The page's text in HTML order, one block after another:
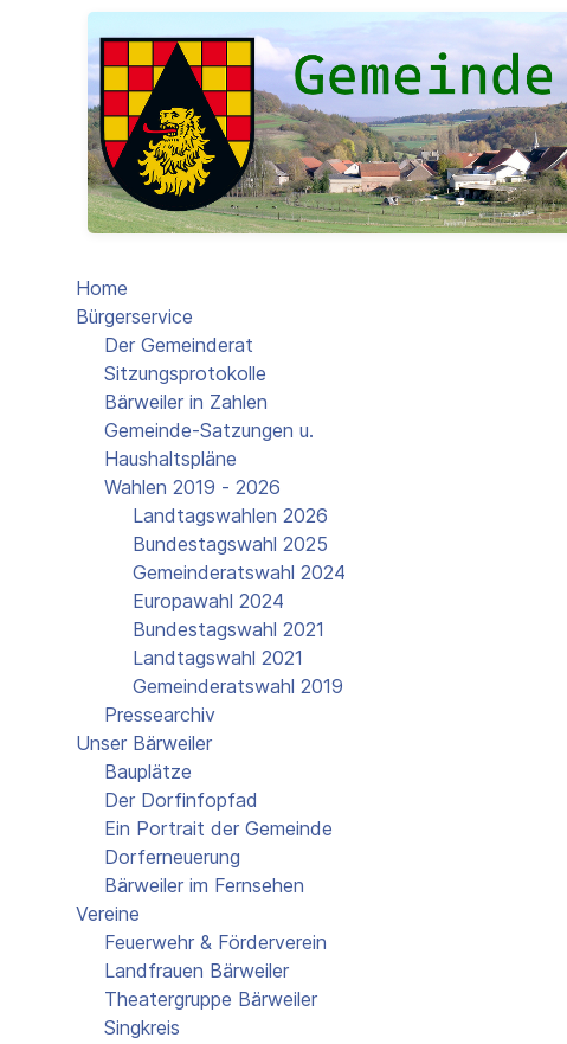
Home
Bürgerservice
Der Gemeinderat
Sitzungsprotokolle
Bärweiler in Zahlen
Gemeinde-Satzungen u.
Haushaltspläne
Wahlen 2019 - 2026
Landtagswahlen 2026
Bundestagswahl 2025
Gemeinderatswahl 2024
Europawahl 2024
Bundestagswahl 2021
Landtagswahl 2021
Gemeinderatswahl 2019
Pressearchiv
Unser Bärweiler
Bauplätze
Der Dorfinfopfad
Ein Portrait der Gemeinde
Dorferneuerung
Bärweiler im Fernsehen
Vereine
Feuerwehr & Förderverein
Landfrauen Bärweiler
Theatergruppe Bärweiler
Singkreis